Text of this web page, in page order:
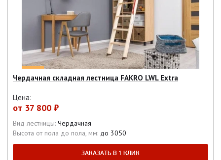
Чердачная складная лестница FAKRO LWL Extra
Цена:
от 37 800 ₽
Вид лестницы: Чердачная
Высота от пола до пола, мм: до 3050
ЗАКАЗАТЬ В 1 КЛИК